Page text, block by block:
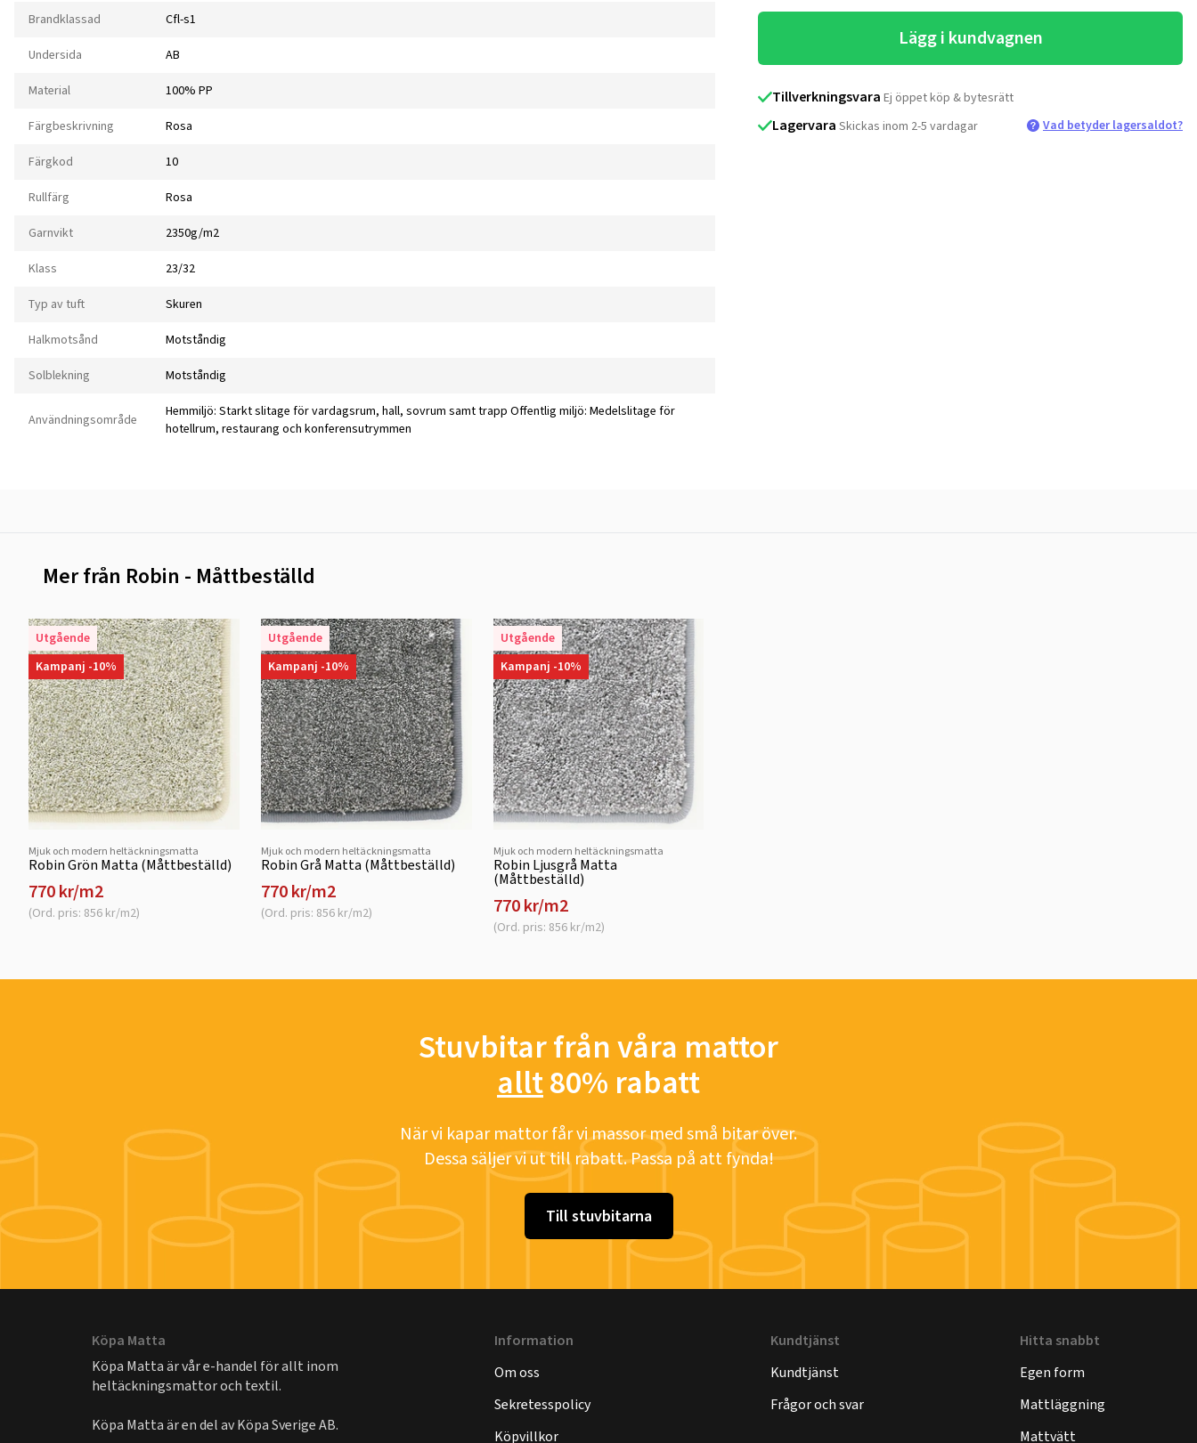
Lägg i kundvagnen
Tillverkningsvara Ej öppet köp & bytesrätt
Lagervara Skickas inom 2-5 vardagar Vad betyder lagersaldot?
Brandklassad Cfl-s1
Undersida AB
Material 100% PP
Färgbeskrivning Rosa
Färgkod 10
Rullfärg Rosa
Garnvikt 2350g/m2
Klass 23/32
Typ av tuft Skuren
Halkmotsånd Motståndig
Solblekning Motståndig
Användningsområde
Hemmiljö: Starkt slitage för vardagsrum, hall, sovrum samt trapp Offentlig miljö: Medelslitage för
hotellrum, restaurang och konferensutrymmen
Mer från Robin - Måttbeställd
Utgående
Kampanj -10%
Mjuk och modern heltäckningsmatta
Robin Grön Matta (Måttbeställd)
770 kr/m2
(Ord. pris: 856 kr/m2)
Utgående
Kampanj -10%
Mjuk och modern heltäckningsmatta
Robin Grå Matta (Måttbeställd)
770 kr/m2
(Ord. pris: 856 kr/m2)
Utgående
Kampanj -10%
Mjuk och modern heltäckningsmatta
Robin Ljusgrå Matta
(Måttbeställd)
770 kr/m2
(Ord. pris: 856 kr/m2)
Stuvbitar från våra mattor
allt80% rabatt
När vi kapar mattor får vi massor med små bitar över.
Dessa säljer vi ut till rabatt. Passa på att fynda!
Till stuvbitarna
Köpa Matta
Köpa Matta är vår e-handel för allt inom
heltäckningsmattor och textil.
Köpa Matta är en del avKöpa Sverige AB.
Information
Om oss
Sekretesspolicy
Köpvillkor
Kundtjänst
Kundtjänst
Frågor och svar
Hitta snabbt
Egen form
Mattläggning
Mattvätt